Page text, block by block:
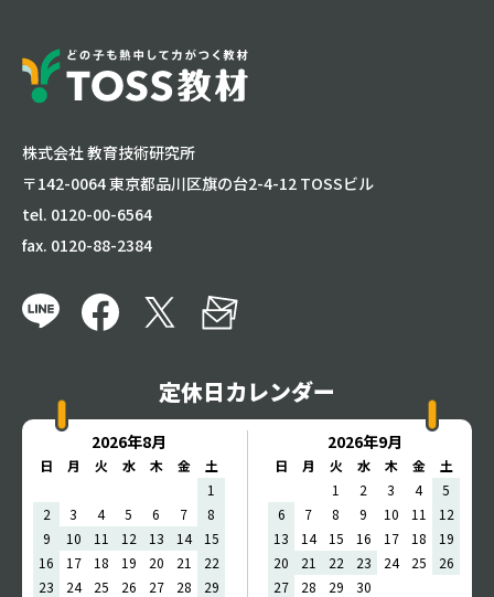
株式会社 教育技術研究所
〒142-0064 東京都品川区旗の台2-4-12 TOSSビル
tel. 0120-00-6564
fax. 0120-88-2384
定休日カレンダー
2026年8月
日 月 火 水 木 金
土
1
2
3 4 5 6 7
8
9
10 11 12 13 14
15
16
17 18 19 20 21
22
23
24 25 26 27 28
29
2026年9月
日 月 火 水 木 金
土
1
2 3 4
5
6
7 8 9 10 11
12
13
14 15 16 17 18
19
20
21 22 23 24 25
26
27
28 29 30